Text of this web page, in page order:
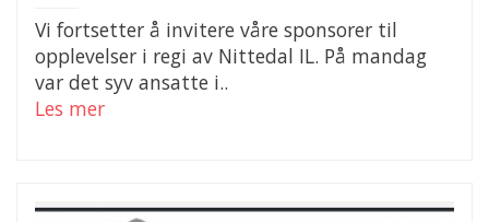
Vi fortsetter å invitere våre sponsorer til
opplevelser i regi av Nittedal IL. På mandag
var det syv ansatte i..
Les mer